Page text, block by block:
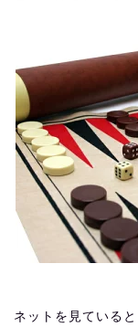
ネットを見ていると